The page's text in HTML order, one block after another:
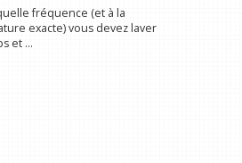
fréquence (et à la
exacte) vous devez laver
et ...